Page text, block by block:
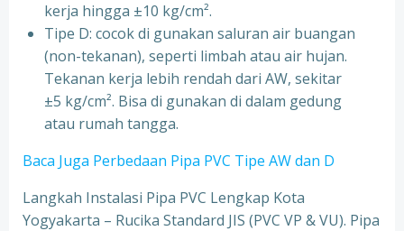
kerja hingga ±10 kg/cm².
Tipe D: cocok di gunakan saluran air buangan
(non-tekanan), seperti limbah atau air hujan.
Tekanan kerja lebih rendah dari AW, sekitar
±5 kg/cm². Bisa di gunakan di dalam gedung
atau rumah tangga.
Baca Juga Perbedaan Pipa PVC Tipe AW dan D
Langkah Instalasi Pipa PVC Lengkap Kota
Yogyakarta – Rucika Standard JIS (PVC VP & VU). Pipa